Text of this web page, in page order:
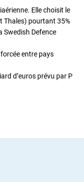
Elle choisit le
Thales) pourtant 35%
Swedish Defence
entre pays
d’euros prévu par P